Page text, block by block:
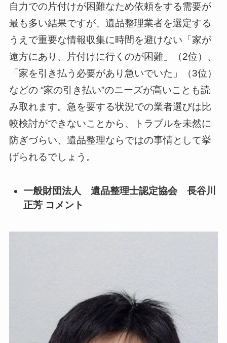
自力での片付けが困難なため依頼をする需要が
最も多い結果ですが、遺品整理業者を選定する
うえで重要な情報収集に時間を避けない「家が
遠方にあり、片付けに行くのが困難」（2位）、
「家を引き払う必要があり急いでいた」（3位）
などの “家の引き払い”のニーズが高いことも読
み取れます。急を要する状況での業者選びは比
較検討ができないことから、トラブルを未然に
防ぎづらい、遺品整理ならではの事情として挙
げられるでしょう。
一般財団法人 遺品整理士認定協会 長谷川
正芳 コメント